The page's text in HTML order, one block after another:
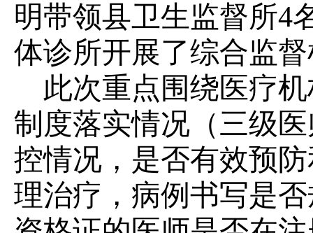
明带领县卫生监督所4
体诊所开展了综合监
此次重点围绕医疗
制度落实情况（三级
控情况，是否有效预
理治疗，病例书写是